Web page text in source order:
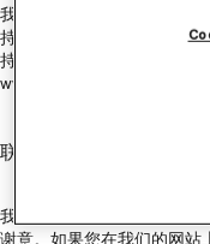
我们的可访问性计划依从最
持续评估，并受到包括辅助
持。请注意，此可访问性声
www.stellamccartney.com
联系我们
我们将对于数字可访问性的
谢意。如果您在我们的网站